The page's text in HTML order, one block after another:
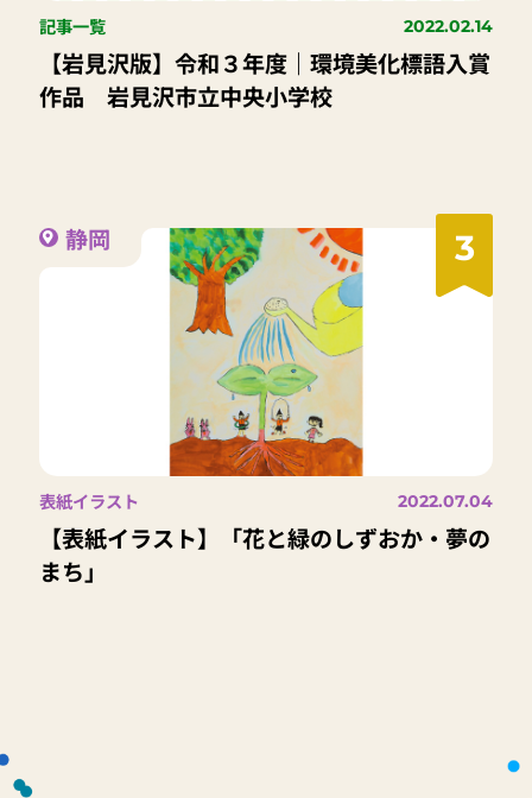
記事一覧 2022.02.14
【岩見沢版】令和３年度｜環境美化標語入賞
作品 岩見沢市立中央小学校
3
静岡
表紙イラスト 2022.07.04
【表紙イラスト】「花と緑のしずおか・夢の
まち」